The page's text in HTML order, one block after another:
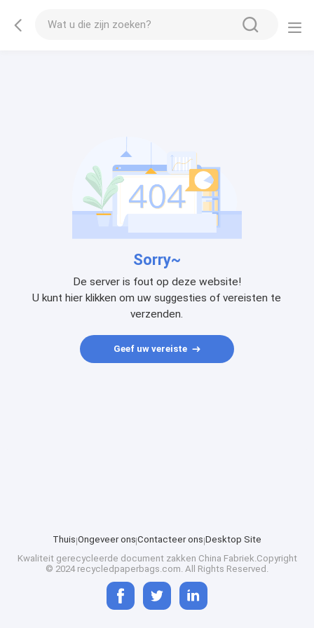
Sorry~
De server is fout op deze website!
U kunt hier klikken om uw suggesties of vereisten te
verzenden.
Geef uw vereiste
Thuis Ongeveer ons Contacteer ons Desktop Site
Kwaliteit gerecycleerde document zakken China Fabriek.Copyright
© 2024 recycledpaperbags.com. All Rights Reserved.